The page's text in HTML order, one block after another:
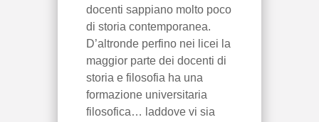
docenti sappiano molto poco
di storia contemporanea.
D’altronde perfino nei licei la
maggior parte dei docenti di
storia e filosofia ha una
formazione universitaria
filosofica… laddove vi sia